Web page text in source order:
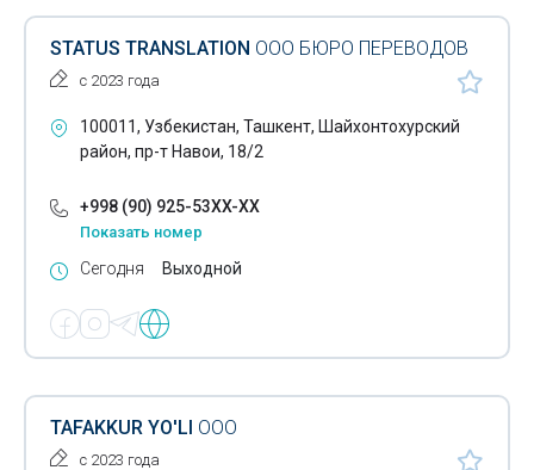
STATUS TRANSLATION ООО БЮРО ПЕРЕВОДОВ
с 2023 года
100011, Узбекистан, Ташкент, Шайхонтохурский
район, пр-т Навои, 18/2
+998 (90) 925-53XX-XX
Показать номер
Сегодня Выходной
TAFAKKUR YO'LI ООО
с 2023 года